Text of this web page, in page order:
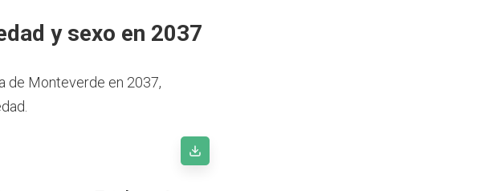
y sexo en 2037
de Monteverde en 2037,